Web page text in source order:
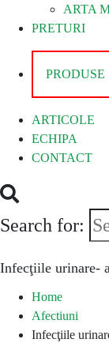
ARTA
PRETURI
PRODUSE
ARTICOLE
ECHIPA
CONTACT
Search for:
Infecţiile urinare-
Home
Afectiuni
Infecţiile